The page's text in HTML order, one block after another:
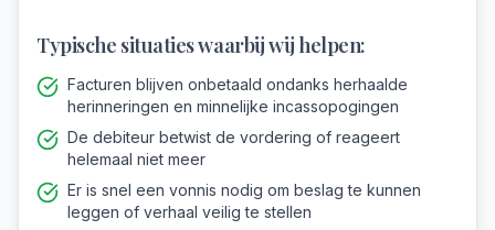
Typische situaties waarbij wij helpen:
Facturen blijven onbetaald ondanks herhaalde
herinneringen en minnelijke incassopogingen
De debiteur betwist de vordering of reageert
helemaal niet meer
Er is snel een vonnis nodig om beslag te kunnen
leggen of verhaal veilig te stellen